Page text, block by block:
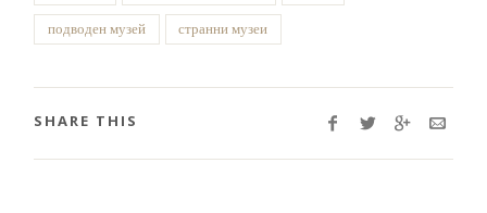
подводен музей странни музеи
SHARE THIS